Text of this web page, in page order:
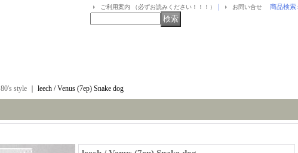
ご利用案内 （必ずお読みください！！！） ｜ お問い合せ 商品検索:
style leech / Venus (7ep) Snake dog